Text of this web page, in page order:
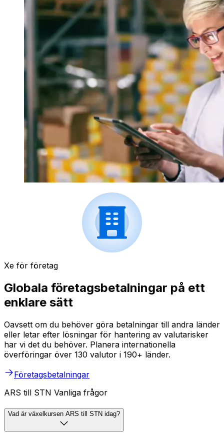
Xe för företag
Globala företagsbetalningar på ett
enklare sätt
Oavsett om du behöver göra betalningar till andra länder
eller letar efter lösningar för hantering av valutarisker
har vi det du behöver. Planera internationella
överföringar över 130 valutor i 190+ länder.
Företagsbetalningar
ARS till STN Vanliga frågor
Vad är växelkursen ARS till STN idag?